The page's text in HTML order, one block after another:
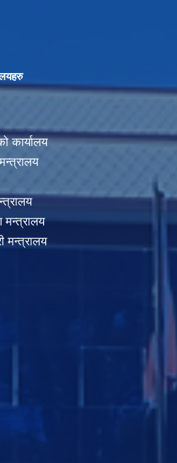
कार्यालय
मन्त्रालय
मन्त्रालय